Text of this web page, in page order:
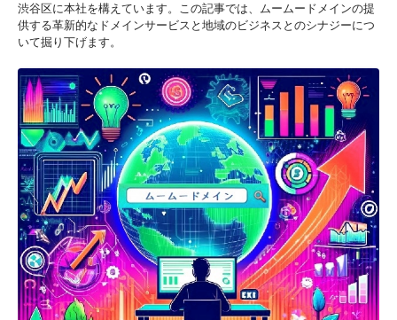
渋谷区に本社を構えています。この記事では、ムームードメインの提
供する革新的なドメインサービスと地域のビジネスとのシナジーにつ
いて掘り下げます。